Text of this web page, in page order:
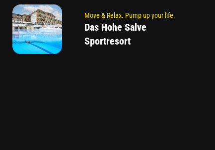
Move & Relax. Pump up your life.
Das Hohe Salve
Sportresort